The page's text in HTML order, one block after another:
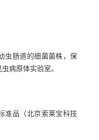
虫肠道的细菌菌株，保
病原体实验室。
准品（北京索莱宝科技